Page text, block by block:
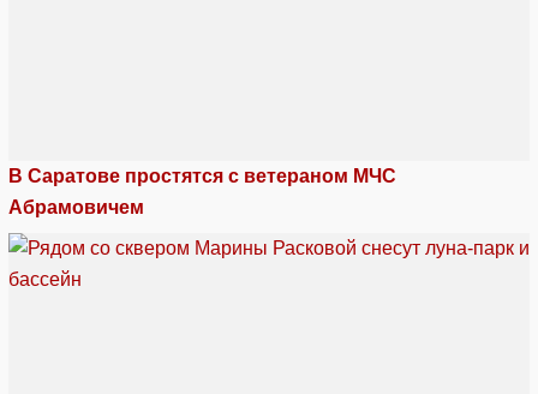
В Саратове простятся с ветераном МЧС
Абрамовичем